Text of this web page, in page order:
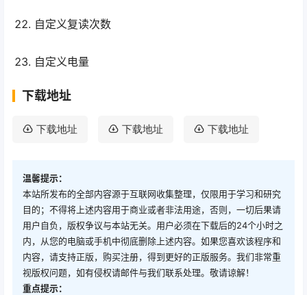
自定义复读次数
自定义电量
下载地址
下载地址 下载地址 下载地址
温馨提示：
本站所发布的全部内容源于互联网收集整理，仅限用于学习和研究
目的；不得将上述内容用于商业或者非法用途，否则，一切后果请
用户自负，版权争议与本站无关。用户必须在下载后的24个小时之
内，从您的电脑或手机中彻底删除上述内容。如果您喜欢该程序和
内容，请支持正版，购买注册，得到更好的正版服务。我们非常重
视版权问题，如有侵权请邮件与我们联系处理。敬请谅解！
重点提示：